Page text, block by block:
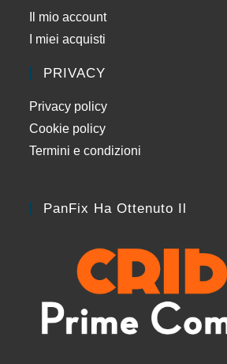
Il mio account
I miei acquisti
PRIVACY
Privacy policy
Cookie policy
Termini e condizioni
PanFix Ha Ottenuto Il